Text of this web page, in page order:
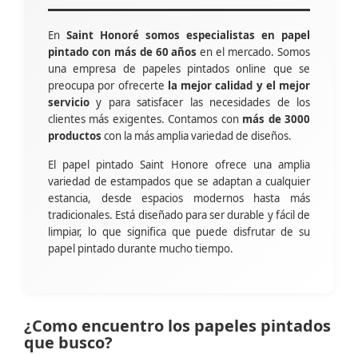
En Saint Honoré somos especialistas en papel
pintado con más de 60 años en el mercado. Somos
una empresa de papeles pintados online que se
preocupa por ofrecerte la mejor calidad y el mejor
servicio y para satisfacer las necesidades de los
clientes más exigentes. Contamos con más de 3000
productos con la más amplia variedad de diseños.
El papel pintado Saint Honore ofrece una amplia
variedad de estampados que se adaptan a cualquier
estancia, desde espacios modernos hasta más
tradicionales. Está diseñado para ser durable y fácil de
limpiar, lo que significa que puede disfrutar de su
papel pintado durante mucho tiempo.
¿Como encuentro los papeles pintados
que busco?